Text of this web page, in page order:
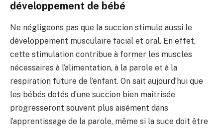
développement de bébé
Ne négligeons pas que la succion stimule aussi le
développement musculaire facial et oral. En effet,
cette stimulation contribue à former les muscles
nécessaires à l’alimentation, à la parole et à la
respiration future de l’enfant. On sait aujourd’hui que
les bébés dotés d’une succion bien maîtrisée
progresseront souvent plus aisément dans
l’apprentissage de la parole, même si la suce doit être